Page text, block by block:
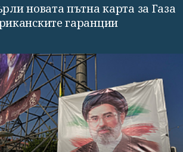
новата пътна карта за Газа
гаранции